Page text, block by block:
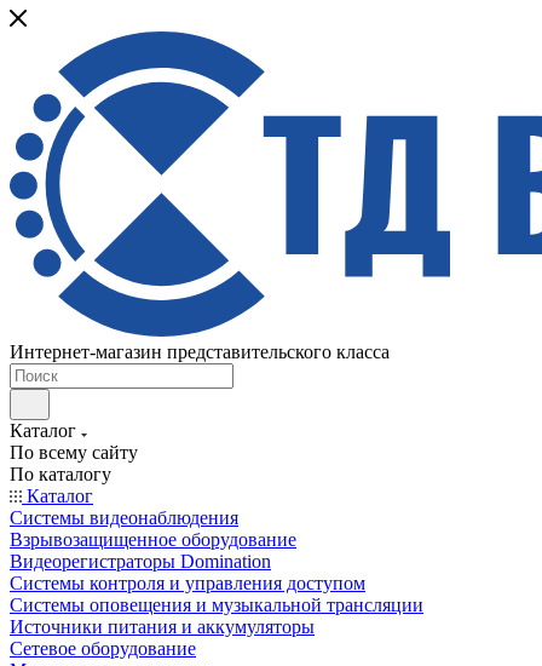
Интернет-магазин представительского класса
Каталог
По всему сайту
По каталогу
Каталог
Системы видеонаблюдения
Взрывозащищенное оборудование
Видеорегистраторы Domination
Системы контроля и управления доступом
Системы оповещения и музыкальной трансляции
Источники питания и аккумуляторы
Сетевое оборудование